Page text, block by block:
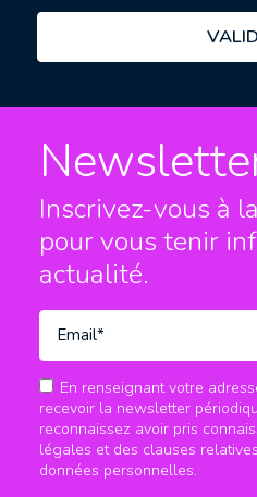
Inscrivez-vous à
pour vous tenir
actualité.
En renseignant votre
recevoir la newsletter
reconnaissez avoir pris
légales et des clauses
données personnelles.